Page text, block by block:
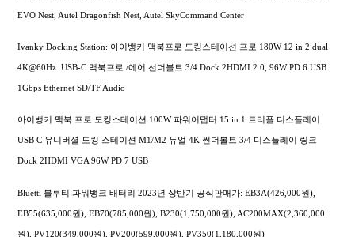
EVO Nest, Autel Dragonfish Nest, Autel SkyCommand Center
Ivanky Docking Station: 아이뱅키 맥북프로 도킹스테이션 프로 180W 12 in 2 dual
4K@60Hz USB-C 맥북프로 /에어 선더볼트 3/4 Dock 2HDMI 2.0, 96W PD 6 USB
1Gbps Ethernet SD/TF Audio
아이뱅키 맥북 프로 도킹스테이션 100W 파워어댑터 15 in 1 트리플 디스플레이
USB C 유니버셜 도킹 스테이션 M1/M2 듀얼 4K 썬더볼트 3/4 디스플레이 링크
Dock 2HDMI VGA 96W PD 7 USB
Bluetti 블루티 파워뱅크 배터리 2023년 상반기 공식판매가: EB3A(426,000원),
EB55(635,000원), EB70(785,000원), B230(1,750,000원), AC200MAX(2,360,000
원), PV120(349,000원), PV200(599,000원), PV350(1,180,000원)